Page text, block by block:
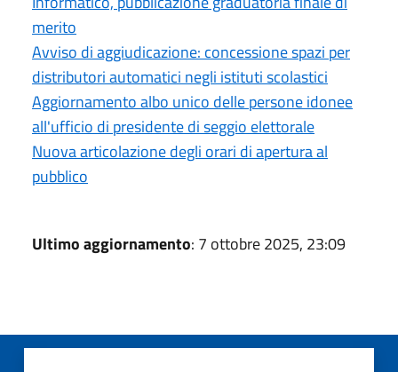
merito
Avviso di aggiudicazione: concessione spazi per
distributori automatici negli istituti scolastici
Aggiornamento albo unico delle persone idonee
all'ufficio di presidente di seggio elettorale
Nuova articolazione degli orari di apertura al
pubblico
Ultimo aggiornamento: 7 ottobre 2025, 23:09